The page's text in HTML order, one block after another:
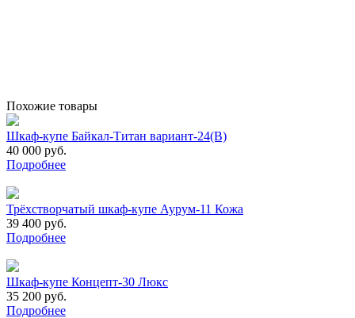
Похожие товары
Шкаф-купе Байкал-Титан вариант-24(В)
40 000 руб.
Подробнее
Трёхстворчатый шкаф-купе Аурум-11 Кожа
39 400 руб.
Подробнее
Шкаф-купе Концепт-30 Люкс
35 200 руб.
Подробнее